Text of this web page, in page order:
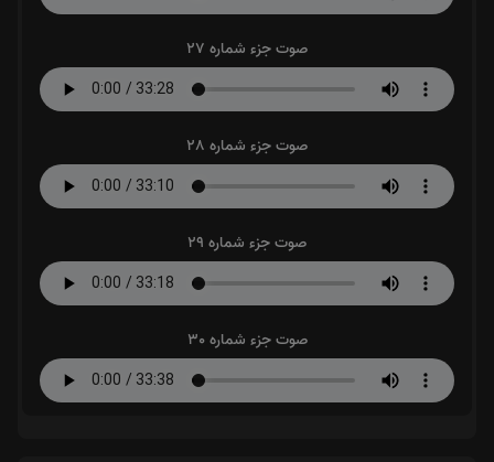
صوت جزء شماره 27
صوت جزء شماره 28
صوت جزء شماره 29
صوت جزء شماره 30